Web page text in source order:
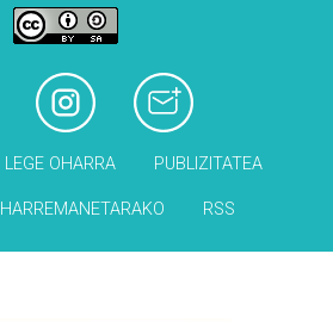
LEGE OHARRA PUBLIZITATEA
HARREMANETARAKO RSS